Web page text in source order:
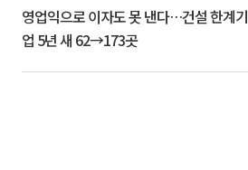
영업익으로 이자도 못 낸다…건설 한계기
업 5년 새 62→173곳